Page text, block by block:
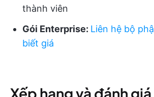
thành viên
Gói Enterprise: Liên hệ bộ
biết giá
Xếp hạng và đánh